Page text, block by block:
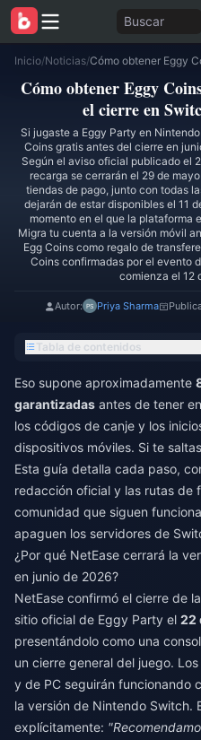
Buscar
Inicio/Noticias/
Cómo obtener Eggy
el cierre en
Si jugaste a Eggy Party en
Coins gratis antes del cierre en
Según el aviso oficial publicado el
recarga se cerrarán el 29 de
tiendas de pago, junto con todas
dejarán de estar disponibles el 11
momento en el que la plataforma
Migra tu cuenta a la versión móvil
Egg Coins como regalo de
Coins confirmadas por el evento
comienza el 12
Autor: Priya Sharma
Tabla de contenidos
Eso supone aproximadamente
garantizadas antes de tener
los códigos de canje y los
dispositivos móviles. Si te
Esta guía detalla cada paso,
redacción oficial y las rutas de
comunidad que siguen
apaguen los servidores de
¿Por qué NetEase cerrará la
en junio de 2026?
NetEase confirmó el cierre de
sitio oficial de Eggy Party el 22
presentándolo como una
un cierre general del juego.
y de PC seguirán funcionando
la versión de Nintendo Switch.
explícitamente: